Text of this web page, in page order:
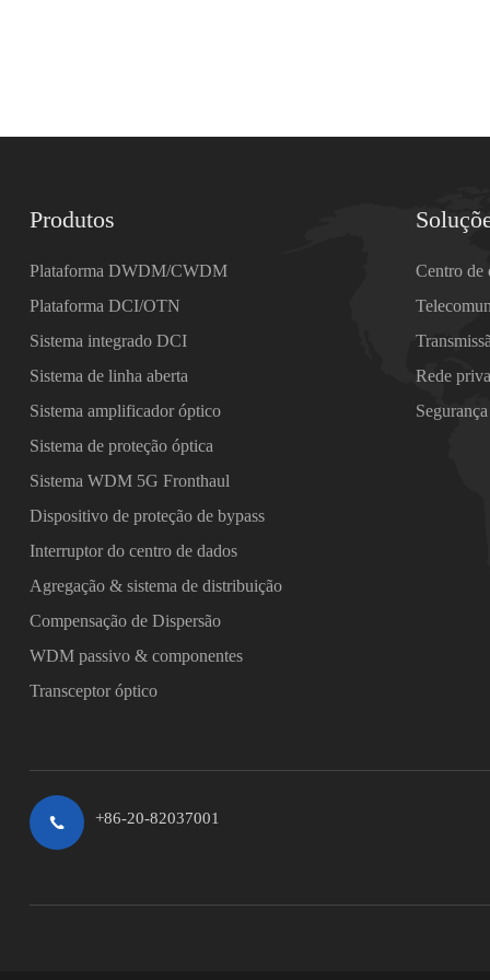
Produtos
Plataforma DWDM/CWDM
Plataforma DCI/OTN
Sistema integrado DCI
Sistema de linha aberta
Sistema amplificador óptico
Sistema de proteção óptica
Sistema WDM 5G Fronthaul
Dispositivo de proteção de bypass
Interruptor do centro de dados
Agregação & sistema de distribuição
Compensação de Dispersão
WDM passivo & componentes
Transceptor óptico
Centro de
Rede
Segurança
+86-20-82037001